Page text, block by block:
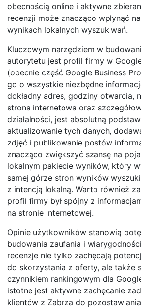
obecnością online i aktywne
recenzji może znacząco wpłynąć
wynikach lokalnych wyszukiwań.
Kluczowym narzędziem w
autorytetu jest profil firmy w
(obecnie część Google Business
go o wszystkie niezbędne
dokładny adres, godziny otwarcia,
strona internetowa oraz
działalności, jest absolutną
aktualizowanie tych danych,
zdjęć i publikowanie postów
znacząco zwiększyć szansę na
lokalnym pakiecie wyników, który
samej górze stron wyników
z intencją lokalną. Warto również
profil firmy był spójny z
na stronie internetowej.
Opinie użytkowników stanowią
budowania zaufania i
recenzje nie tylko zachęcają
do skorzystania z oferty, ale także
czynnikiem rankingowym dla
istotne jest aktywne zachęcanie
klientów z Zabrza do